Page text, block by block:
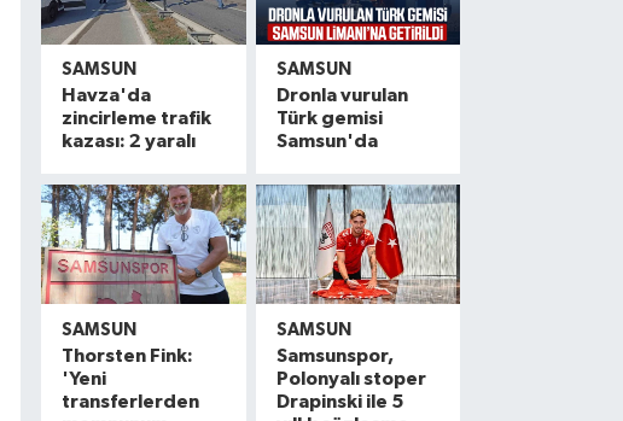
SAMSUN
Havza'da
zincirleme trafik
kazası: 2 yaralı
SAMSUN
Dronla vurulan
Türk gemisi
Samsun'da
SAMSUN
Thorsten Fink:
'Yeni
transferlerden
SAMSUN
Samsunspor,
Polonyalı stoper
Drapinski ile 5